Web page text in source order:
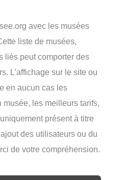
avec les musées
liste de musées,
liés peut comporter des
L’affichage sur le site ou
en aucun cas les
musée, les meilleurs tarifs,
présent à titre
des utilisateurs ou du
de votre compréhension.